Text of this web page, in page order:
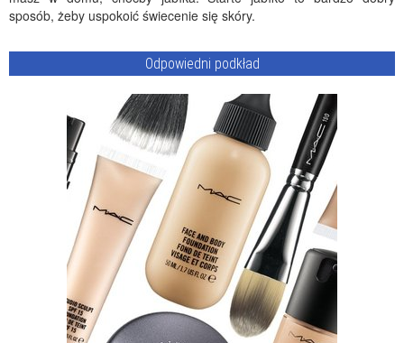
sposób, żeby uspokoić świecenie się skóry.
Odpowiedni podkład